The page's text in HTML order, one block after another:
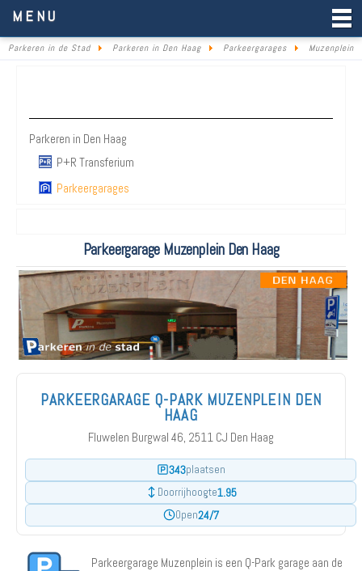
MENU
Parkeren in de Stad Parkeren in Den Haag Parkeergarages Muzenplein
Parkeren in Den Haag
P+R Transferium
Parkeergarages
Parkeergarage Muzenplein Den Haag
PARKEERGARAGE Q-PARK MUZENPLEIN DEN
HAAG
Fluwelen Burgwal 46, 2511 CJ Den Haag
343plaatsen
Doorrijhoogte1.95
Open24/7
Parkeergarage Muzenplein is een Q-Park garage aan de